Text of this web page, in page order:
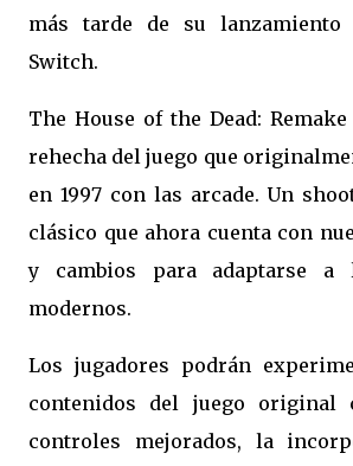
más tarde de su lanzamiento
Switch.
The House of the Dead:
rehecha del juego que
en 1997 con las arcade. Un
clásico que ahora cuenta con
y cambios para adaptarse a
modernos.
Los jugadores podrán
contenidos del juego original
controles mejorados, la